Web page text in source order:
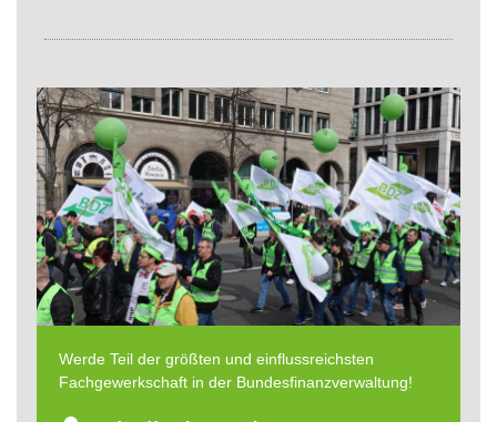
Werde Teil der größten und einflussreichsten
Fachgewerkschaft in der Bundesfinanzverwaltung!